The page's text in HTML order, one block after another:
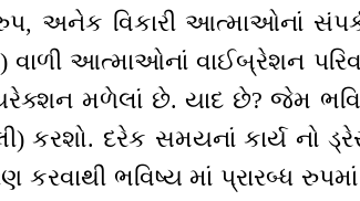
અનેક વિકારી આત્માઓનાં
આત્માઓનાં વાઈબ્રેશન
મળેલાં છે. યાદ છે? જેમ
કરશો. દરેક સમયનાં કાર્ય નો
ભવિષ્ય માં પ્રારબ્ધ